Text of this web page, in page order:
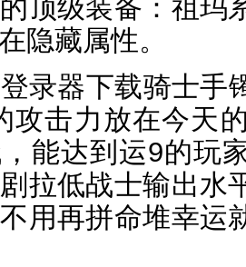
顶级装备：祖玛
隐藏属性。
录器下载骑士手
攻击力放在今天
能达到运9的玩
拉低战士输出水
用再拼命堆幸运